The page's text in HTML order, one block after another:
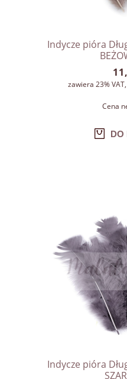
Indycze pióra
zawiera 23%
Cena
DO
Indycze pióra